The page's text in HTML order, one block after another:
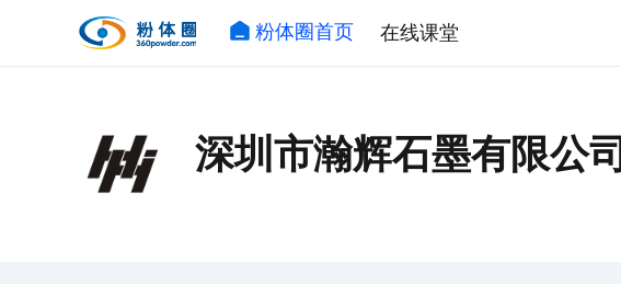
粉体圈首页 在线课堂
深圳市瀚辉石墨有限公司